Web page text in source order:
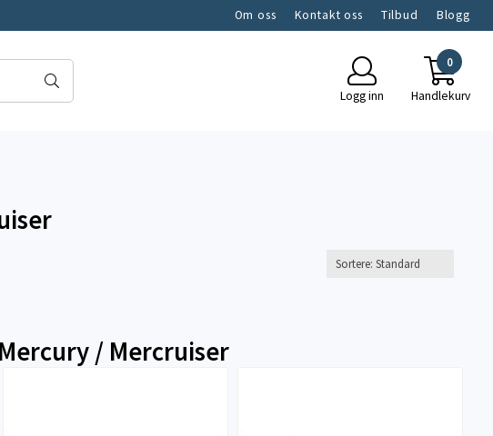
Om oss Kontakt oss Tilbud Blogg
Logg inn
0
Handlekurv
/ Mercruiser